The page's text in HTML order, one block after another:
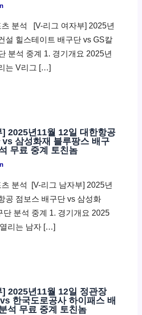
분석 ​ [V-리그 여자부] 2025년
설 힐스테이트 배구단 vs GS칼
분석 중계 1. 경기개요 2025년
는 V리그 […]
2025년11월 12일 대한항공
vs 삼성화재 블루팡스 배구
무료 중계 토친놈
분석 ​ [V-리그 남자부] 2025년
공 점보스 배구단 vs 삼성화
단 분석 중계 1. 경기개요 2025
리는 남자 […]
2025년11월 12일 정관장
한국도로공사 하이패스 배
석 무료 중계 토친놈